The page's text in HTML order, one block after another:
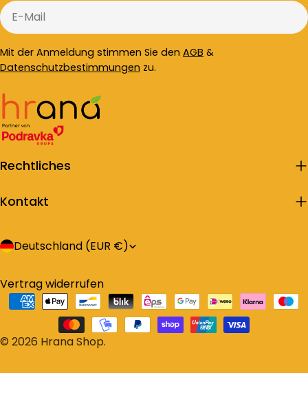
E-
Mail
Mit der Anmeldung stimmen Sie den AGB &
Datenschutzbestimmungen zu.
Rechtliches
Kontakt
L
n
d
/
Deutschland (EUR €)
© 2026 Hrana Shop.
Vertrag widerrufen
Zahlungsarten